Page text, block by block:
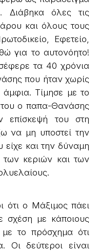
Διάβηκα όλες τις
και όλους τους
Εφετείο,
για το αυτονόητο!
τα 40 χρόνια
που ήταν χωρίς
Τίμησε με το
ο παπα-Θανάσης
επίσκεψή του στη
να μη υποστεί την
είχε και την δύναμη
κεριών και των
ότι ο Μάξιμος πάει
με κάποιους
το πρόσχημα ότι
Οι δεύτεροι είναι